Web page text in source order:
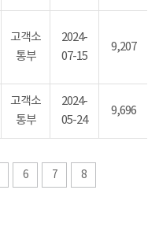
고객소
통부
2024-
07-15
9,207
고객소
통부
2024-
05-24
9,696
6 7 8